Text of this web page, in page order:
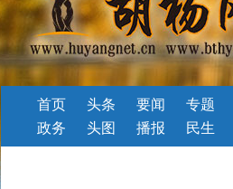
首页 头条
要闻
政务
头图 播报
专题
民生